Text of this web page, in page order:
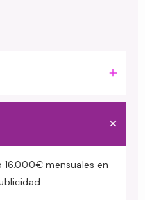
16.000€ mensuales en